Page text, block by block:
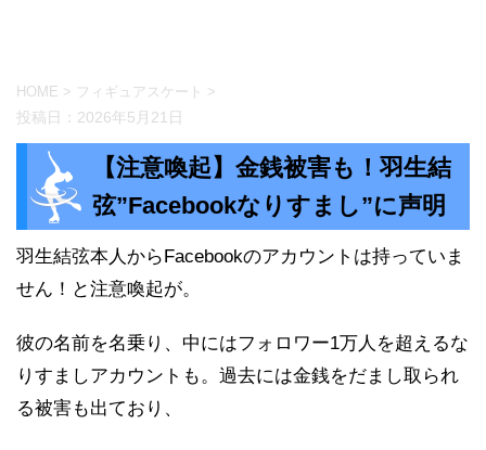
HOME > フィギュアスケート >
投稿日： 2026年5月21日
【注意喚起】金銭被害も！羽生結
弦”Facebookなりすまし”に声明
羽生結弦本人からFacebookのアカウントは持っていま
せん！と注意喚起が。
彼の名前を名乗り、中にはフォロワー1万人を超えるな
りすましアカウントも。過去には金銭をだまし取られ
る被害も出ており、